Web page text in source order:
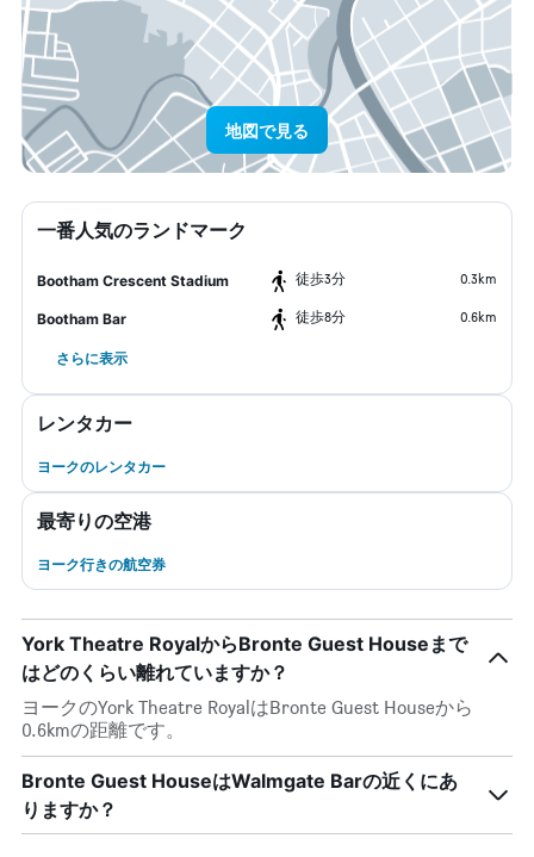
地図で見る
一番人気のランドマーク
Bootham Crescent Stadium ​徒歩3分 0.3km
Bootham Bar ​徒歩8分 0.6km
さらに表示
レンタカー
ヨークのレンタカー
最寄りの空港
ヨーク行きの航空券
York Theatre RoyalからBronte Guest Houseまで
はどのくらい離れていますか？
ヨークのYork Theatre RoyalはBronte Guest Houseから
0.6kmの距離です。
Bronte Guest HouseはWalmgate Barの近くにあ
りますか？